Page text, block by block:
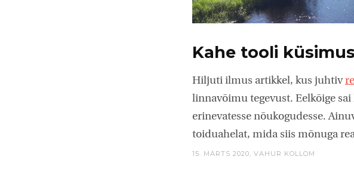
Kahe tooli küsimus
Hiljuti ilmus artikkel, kus juhtiv
linnavõimu tegevust. Eelkõige
erinevatesse nõukogudesse.
toiduahelat, mida siis mõnuga
15. MÄRTS 2020, VAHUR KOLLOM